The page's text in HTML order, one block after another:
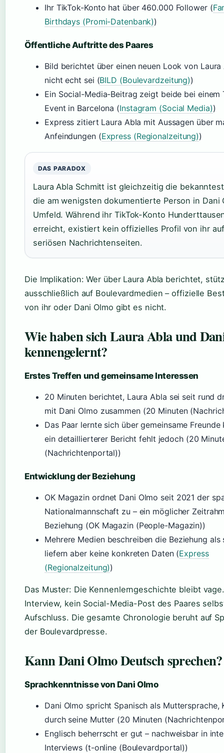
Ihr TikTok-Konto hat über 460.000 Follower (
Birthdays (Promi-Datenbank))
Öffentliche Auftritte des Paares
Bild berichtet über einen neuen Look von Laura
nicht echt sei (BILD (Boulevardzeitung))
Ein Social-Media-Beitrag zeigt beide bei einem
Event in Barcelona (Instagram (Social Media))
Express zitiert Laura Abla mit Aussagen über
Anfeindungen (Express (Regionalzeitung))
DAS PARADOX
Laura Abla Schmitt ist gleichzeitig die
die am wenigsten dokumentierte Person in Dani
Umfeld. Während ihr TikTok-Konto
erreicht, existiert kein offizielles Profil von ihr auf
seriösen Nachrichtenseiten.
Die Implikation: Wer über Laura Abla berichtet,
ausschließlich auf Boulevardmedien – offizielle
von ihr oder Dani Olmo gibt es nicht.
Wie haben sich Laura Abla und
kennengelernt?
Erstes Treffen und gemeinsame Interessen
20 Minuten berichtet, Laura Abla sei seit rund
mit Dani Olmo zusammen (20 Minuten
Das Paar lernte sich über gemeinsame Freunde
ein detaillierterer Bericht fehlt jedoch (20
(Nachrichtenportal))
Entwicklung der Beziehung
OK Magazin ordnet Dani Olmo seit 2021 der
Nationalmannschaft zu – ein möglicher
Beziehung (OK Magazin (People-Magazin))
Mehrere Medien beschreiben die Beziehung als
liefern aber keine konkreten Daten (Express
(Regionalzeitung))
Das Muster: Die Kennenlerngeschichte bleibt
Interview, kein Social-Media-Post des Paares
Aufschluss. Die gesamte Chronologie beruht auf
der Boulevardpresse.
Kann Dani Olmo Deutsch sprechen?
Sprachkenntnisse von Dani Olmo
Dani Olmo spricht Spanisch als Muttersprache,
durch seine Mutter (20 Minuten
Englisch beherrscht er gut – nachweisbar in
Interviews (t-online (Boulevardportal))